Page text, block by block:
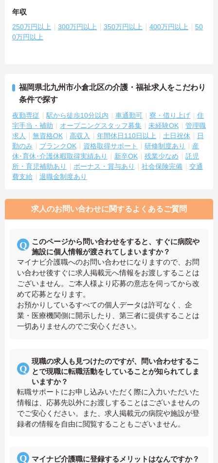
年収
250万円以上 300万円以上 350万円以上 400万円以上
50
0万円以上
福岡県北九州市小倉北区の介護・福祉求人をこだわり
条件で探す
夜勤専従 駅から徒歩10分以内 車通勤可 寮・借り上げ
住
宅手当・補助
オープニングスタッフ募集 未経験OK
管理職
求人
無資格OK 高収入 年間休日110日以上 土日祝休
日
勤のみ
ブランクOK 資格取得サポート 研修制度あり
産
休･育休･介護休暇取得実績あり
新卒OK 残業少なめ
託児
所・育児補助あり
ボーナス・賞与あり 社会保険完備
交通
費支給
退職金制度あり
求人のお問い合わせに関するよくあるご質問
このページから問い合わせをすると、すぐに病院や
施設に個人情報が渡されてしまいますか？
マイナビ介護職へのお問い合わせになりますので、お問
い合わせ後すぐに求人掲載元へ情報をお渡しすることは
ございません。ご本人様より応募の意志を伺ってから改
めて応募となります。
お預かりしているすべての個人データは許可なく、企
業・医療機関側に開示したり、第三者に提供することは
一切ありませんのでご安心ください。
現職の求人も見つけたのですが、問い合わせするこ
とで現職に転職活動をしていることが知られてしま
いますか？
転職サポートにお申し込みいただく際に入力いただいた
情報は、応募先以外にお渡しすることはございませんの
でご安心ください。また、求人掲載元の病院や施設が登
録者の情報を自由に閲覧することもございません。
マイナビ介護職に登録するメリットはなんですか？